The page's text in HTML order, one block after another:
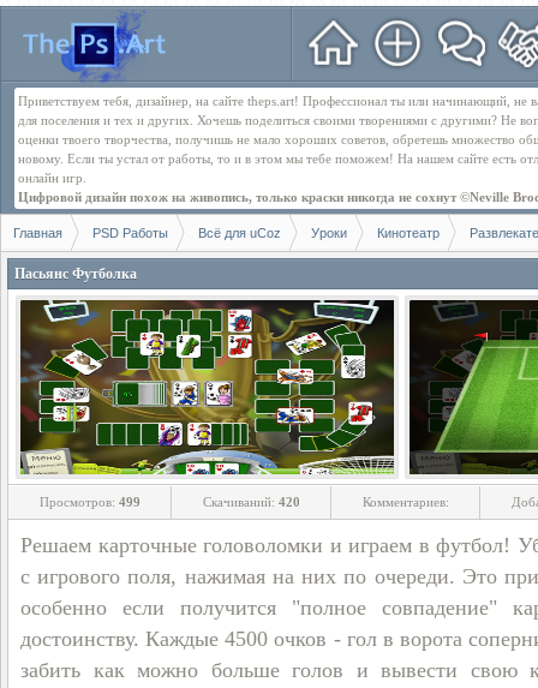
Приветствуем тебя, дизайнер, на сайте theps.art! Профессионал ты или начинающий,
для поселения и тех и других. Хочешь поделиться своими творениями с другими? Не
оценки твоего творчества, получишь не мало хороших советов, обретешь множество
новому. Если ты устал от работы, то и в этом мы тебе поможем! На нашем сайте есть
онлайн игр.
Цифровой дизайн похож на живопись, только краски никогда не сохнут ©Neville
Главная PSD Работы Всё для uCoz Уроки Кинотеатр
Пасьянс Футболка
Просмотров: 499 Скачиваний: 420 Комментариев:
Решаем карточные головоломки и играем в футбол!
с игрового поля, нажимая на них по очереди. Это
особенно если получится "полное
достоинству. Каждые 4500 очков - гол в ворота
забить как можно больше голов и вывести свою